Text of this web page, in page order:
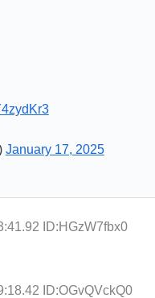
January 17, 2025
ID:HGzW7fbx0
ID:OGvQVckQ0